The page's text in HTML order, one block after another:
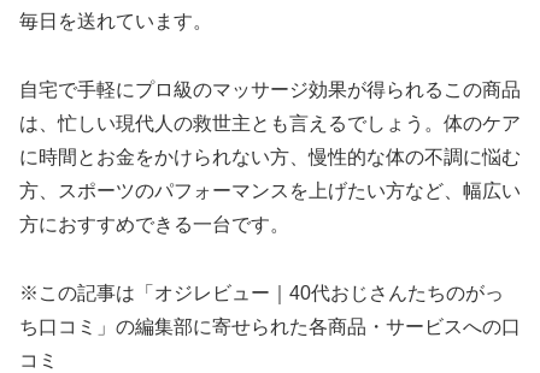
毎日を送れています。
自宅で手軽にプロ級のマッサージ効果が得られるこの商品
は、忙しい現代人の救世主とも言えるでしょう。体のケア
に時間とお金をかけられない方、慢性的な体の不調に悩む
方、スポーツのパフォーマンスを上げたい方など、幅広い
方におすすめできる一台です。
※この記事は「オジレビュー｜40代おじさんたちのがっ
ち口コミ」の編集部に寄せられた各商品・サービスへの口
コミ